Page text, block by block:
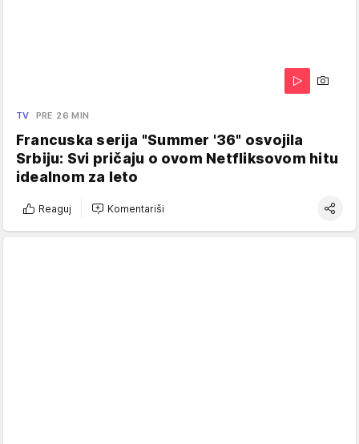
TV PRE 26 MIN
Francuska serija "Summer '36" osvojila
Srbiju: Svi pričaju o ovom Netfliksovom hitu
idealnom za leto
Reaguj Komentariši